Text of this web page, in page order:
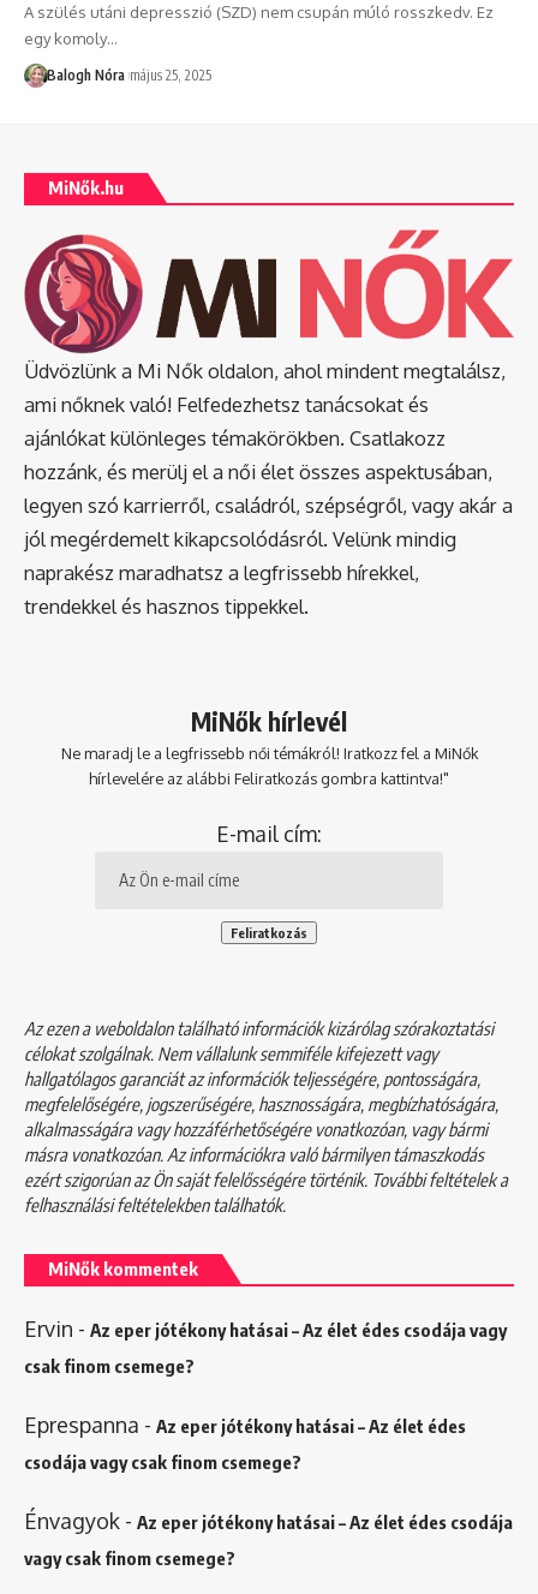
A szülés utáni depresszió (SZD) nem csupán múló rosszkedv. Ez
egy komoly…
Balogh Nóra május 25, 2025
MiNők.hu
Üdvözlünk a Mi Nők oldalon, ahol mindent megtalálsz,
ami nőknek való! Felfedezhetsz tanácsokat és
ajánlókat különleges témakörökben. Csatlakozz
hozzánk, és merülj el a női élet összes aspektusában,
legyen szó karrierről, családról, szépségről, vagy akár a
jól megérdemelt kikapcsolódásról. Velünk mindig
naprakész maradhatsz a legfrissebb hírekkel,
trendekkel és hasznos tippekkel.
MiNők hírlevél
Ne maradj le a legfrissebb női témákról! Iratkozz fel a MiNők
hírlevelére az alábbi Feliratkozás gombra kattintva!"
E-mail cím:
Az ezen a weboldalon található információk kizárólag szórakoztatási
célokat szolgálnak. Nem vállalunk semmiféle kifejezett vagy
hallgatólagos garanciát az információk teljességére, pontosságára,
megfelelőségére, jogszerűségére, hasznosságára, megbízhatóságára,
alkalmasságára vagy hozzáférhetőségére vonatkozóan, vagy bármi
másra vonatkozóan. Az információkra való bármilyen támaszkodás
ezért szigorúan az Ön saját felelősségére történik. További feltételek a
felhasználási feltételekbentalálhatók.
MiNők kommentek
Ervin - Az eper jótékony hatásai – Az élet édes csodája vagy
csak finom csemege?
Eprespanna - Az eper jótékony hatásai – Az élet édes
csodája vagy csak finom csemege?
Énvagyok - Az eper jótékony hatásai – Az élet édes csodája
vagy csak finom csemege?